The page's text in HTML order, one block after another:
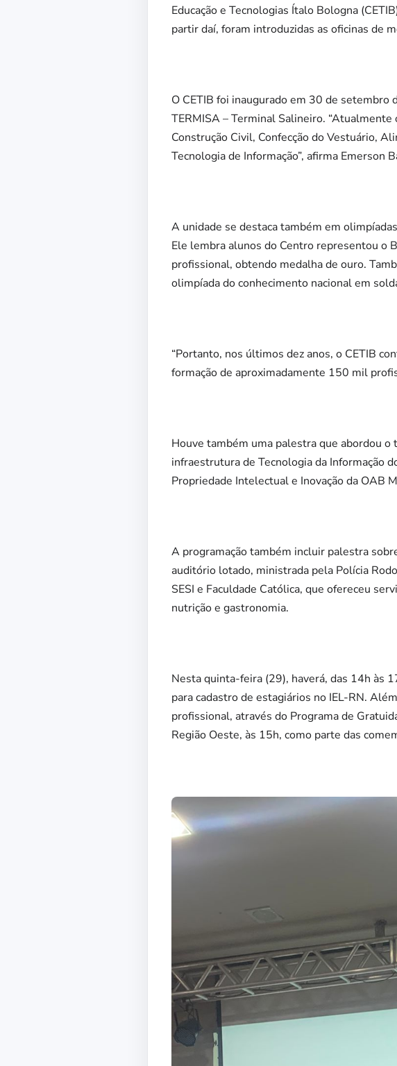
Educação e Tecnologias Ítalo Bologna
partir daí, foram introduzidas as oficinas de
O CETIB foi inaugurado em 30 de
TERMISA – Terminal Salineiro.
Construção Civil, Confecção do Vestuário,
Tecnologia de Informação”, afirma Emerson
A unidade se destaca também em
Ele lembra alunos do Centro representou o
profissional, obtendo medalha de ouro.
olimpíada do conhecimento nacional em
“Portanto, nos últimos dez anos, o CETIB
formação de aproximadamente 150 mil
Houve também uma palestra que abordou o
infraestrutura de Tecnologia da Informação
Propriedade Intelectual e Inovação da OAB
A programação também incluir palestra
auditório lotado, ministrada pela Polícia
SESI e Faculdade Católica, que ofereceu
nutrição e gastronomia.
Nesta quinta-feira (29), haverá, das 14h às
para cadastro de estagiários no IEL-RN.
profissional, através do Programa de
Região Oeste, às 15h, como parte das